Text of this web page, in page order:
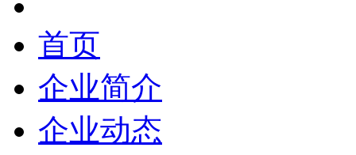
首页
企业简介
企业动态